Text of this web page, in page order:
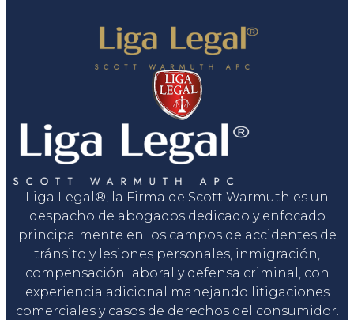
Liga Legal®, la Firma de Scott Warmuth es un
despacho de abogados dedicado y enfocado
principalmente en los campos de accidentes de
tránsito y lesiones personales, inmigración,
compensación laboral y defensa criminal, con
experiencia adicional manejando litigaciones
comerciales y casos de derechos del consumidor.